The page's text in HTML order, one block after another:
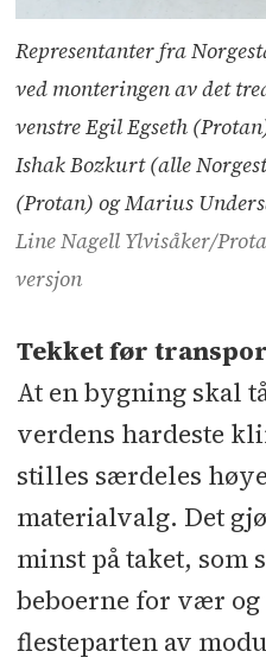
byggeprosjektet
Protan har
automatiserte
Bli med over
innendørs
Taket ditt er
tror
Ekstrem jobb:
største
grøntarealer i
ligger i høyden
Ekstreme
verdens
campingplasser
Representanter fra
ved monteringen av det
venstre Egil Egseth
Ishak Bozkurt (alle
(Protan) og Marius
Line Nagell Ylvisåker/
versjon
Tekket før
At en bygning skal
verdens hardeste
stilles særdeles
materialvalg. Det
minst på taket, som
beboerne for vær
flesteparten av